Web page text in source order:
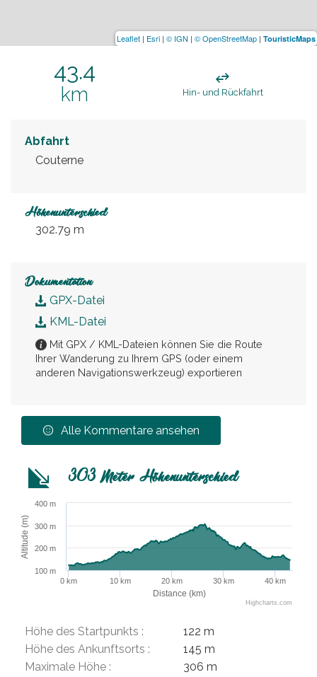
43.4
km Hin- und Rückfahrt
Abfahrt
Couterne
Höhenunterschied
302.79 m
Dokumentation
GPX-Datei
KML-Datei
Mit GPX / KML-Dateien können Sie die Route
Ihrer Wanderung zu Ihrem GPS (oder einem
anderen Navigationswerkzeug) exportieren
Alle Kommentare ansehen
303 Meter Höhenunterschied
Distance (km)
Altitude (m)
0 km 10 km 20 km 30 km 40 km
100 m
200 m
300 m
400 m
Highcharts.com
Höhe des Startpunkts :
122 m
Höhe des Ankunftsorts :
145 m
Maximale Höhe :
306 m
Leaflet | Esri | © IGN | © OpenStreetMap | TouristicMaps